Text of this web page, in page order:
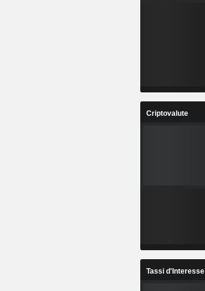
Criptovalute
Tassi d'Interesse